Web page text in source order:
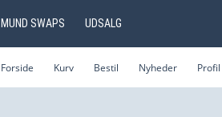
MUND SWAPS UDSALG
Forside Kurv Bestil Nyheder Profil